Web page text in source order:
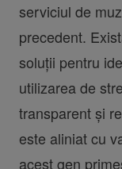
serviciul de
precedent.
soluții pentru
utilizarea de
transparent și
este aliniat cu
acest gen